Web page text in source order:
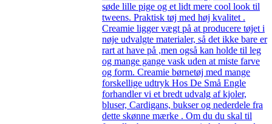
søde lille pige og et lidt mere cool look til
tweens. Praktisk tøj med høj kvalitet .
Creamie ligger vægt på at producere tøjet i
nøje udvalgte materialer, så det ikke bare er
rart at have på ,men også kan holde til leg
og mange gange vask uden at miste farve
og form. Creamie børnetøj med mange
forskellige udtryk Hos De Små Engle
forhandler vi et bredt udvalg af kjoler,
bluser, Cardigans, bukser og nederdele fra
dette skønne mærke . Om du du skal til